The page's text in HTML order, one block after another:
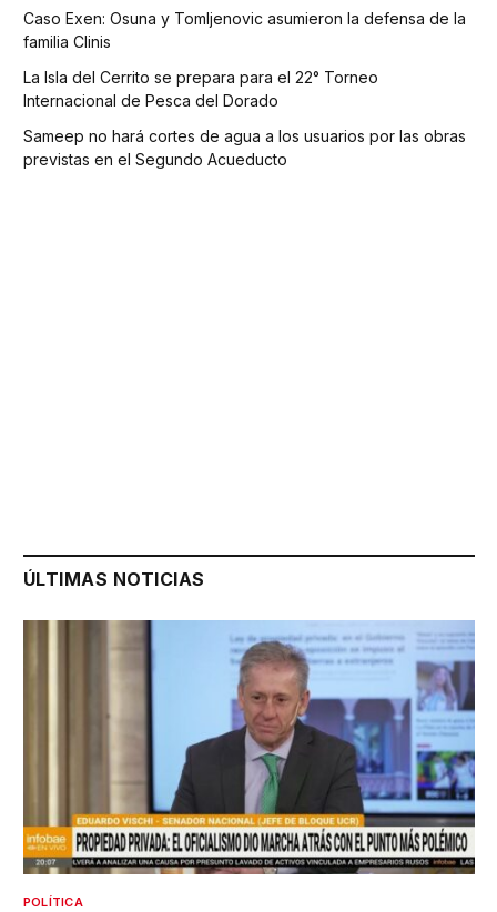
Caso Exen: Osuna y Tomljenovic asumieron la defensa de la
familia Clinis
La Isla del Cerrito se prepara para el 22° Torneo
Internacional de Pesca del Dorado
Sameep no hará cortes de agua a los usuarios por las obras
previstas en el Segundo Acueducto
ÚLTIMAS NOTICIAS
POLÍTICA